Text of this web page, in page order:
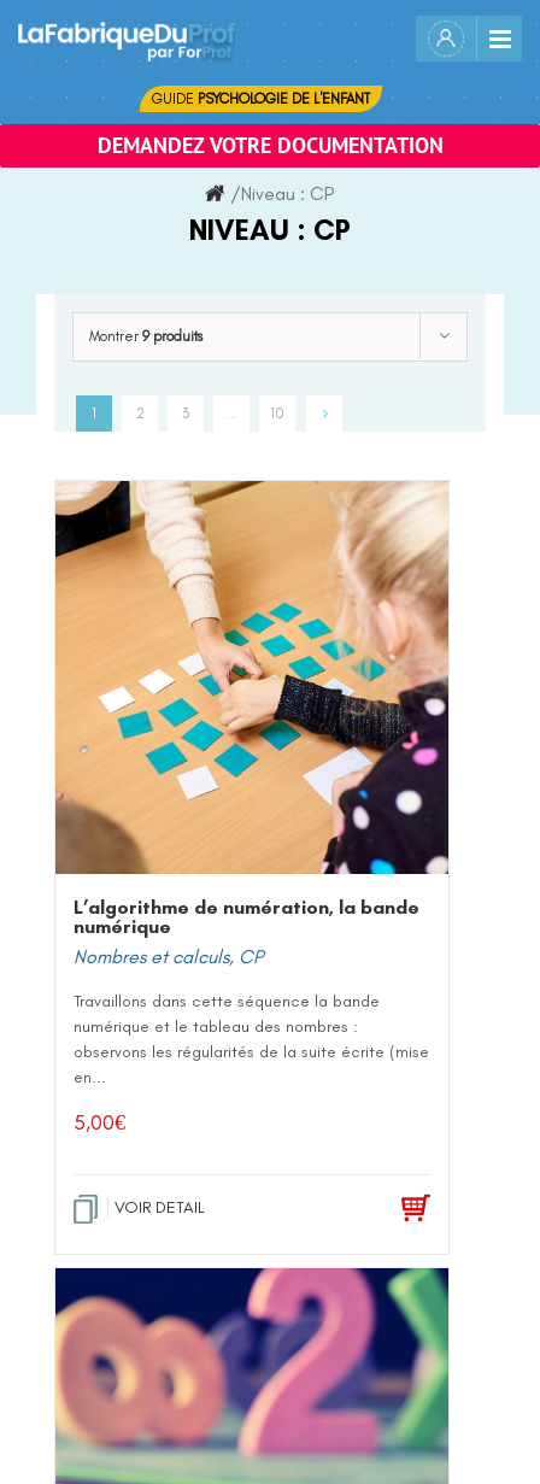
content
GUIDE PSYCHOLOGIE DE L'ENFANT
DEMANDEZ VOTRE DOCUMENTATION
/Niveau : CP
NIVEAU : CP
Montrer 9 produits
1 2 3 10
L’algorithme de numération, la bande
numérique
Nombres et calculs, CP
Travaillons dans cette séquence la bande
numérique et le tableau des nombres :
observons les régularités de la suite écrite (mise
en...
5,00€
VOIR DETAIL